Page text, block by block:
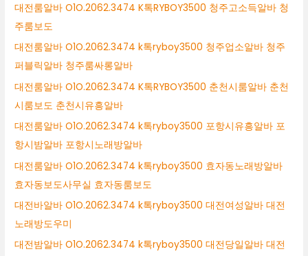
대전룸알바 O1O.2062.3474 K톡RYBOY3500 청주고소득알바 청
주룸보도
대전룸알바 O1O.2062.3474 k톡ryboy3500 청주업소알바 청주
퍼블릭알바 청주룸싸롱알바
대전룸알바 O1O.2062.3474 K톡RYBOY3500 춘천시룸알바 춘천
시룸보도 춘천시유흥알바
대전룸알바 O1O.2062.3474 k톡ryboy3500 포항시유흥알바 포
항시밤알바 포항시노래방알바
대전룸알바 O1O.2062.3474 k톡ryboy3500 효자동노래방알바
효자동보도사무실 효자동룸보도
대전바알바 O1O.2062.3474 k톡ryboy3500 대전여성알바 대전
노래방도우미
대전밤알바 O1O.2062.3474 k톡ryboy3500 대전당일알바 대전